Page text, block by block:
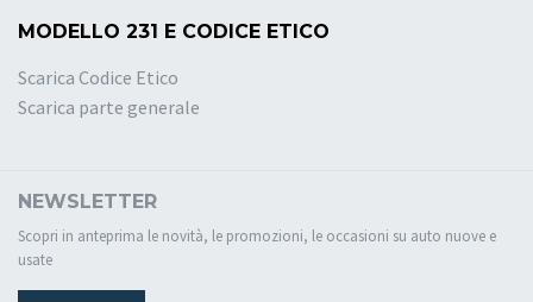
MODELLO 231 E CODICE ETICO
Scarica Codice Etico
Scarica parte generale
NEWSLETTER
Scopri in anteprima le novità, le promozioni, le occasioni su auto nuove e
usate